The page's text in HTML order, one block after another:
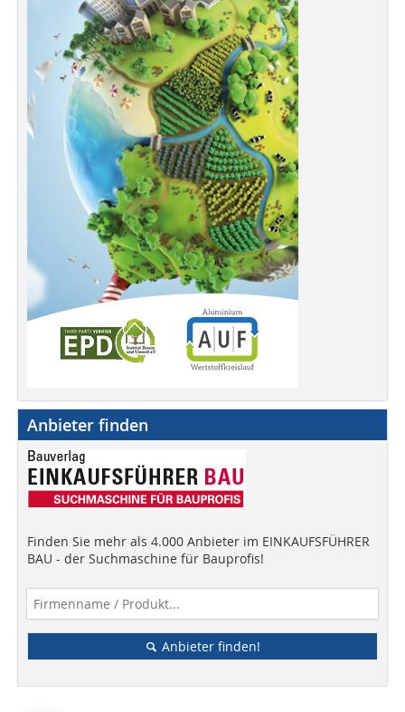
Anbieter finden
Finden Sie mehr als 4.000 Anbieter im EINKAUFSFÜHRER
BAU - der Suchmaschine für Bauprofis!
Anbieter finden!